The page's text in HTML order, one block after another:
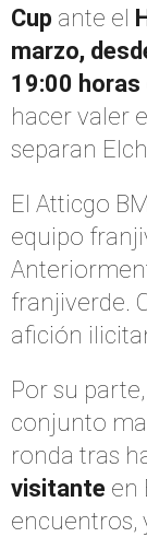
Cup ante el
marzo,
19:00 horas
hacer valer
separan
El Atticgo
equipo
franjiverde.
afición
Por su
conjunto
ronda tras
visitante en
encuentros,